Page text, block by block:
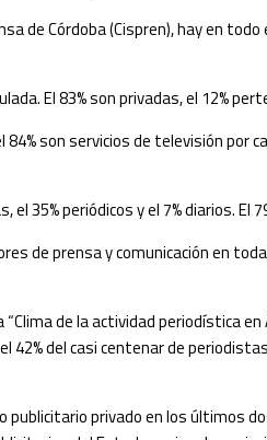
de Córdoba (Cispren), hay en
El 83% son privadas, el 12%
son servicios de televisión por
35% periódicos y el 7% diarios. El
de prensa y comunicación en
de la actividad periodística
42% del casi centenar de
privado en los últimos